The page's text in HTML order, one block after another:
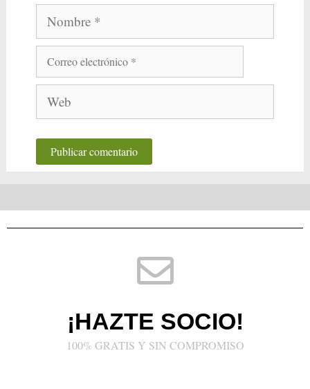
¡HAZTE SOCIO!
100% GRATIS Y SIN COMPROMISO